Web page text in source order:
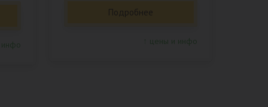
Подробнее